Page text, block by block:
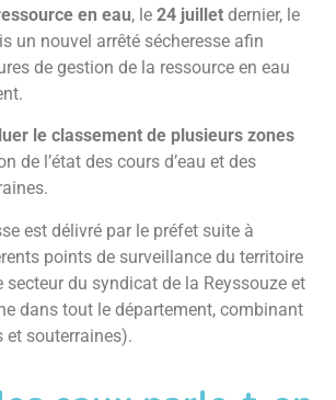
en eau, le24 juilletdernier, le
un nouvel arrêté sécheresse afin
de gestion de la ressource en eau
le classement de plusieurs zones
de l’état des cours d’eau et des
est délivré par le préfet suite à
points de surveillance du territoire
secteur du syndicat de la Reyssouze et
dans tout le département, combinant
et souterraines).